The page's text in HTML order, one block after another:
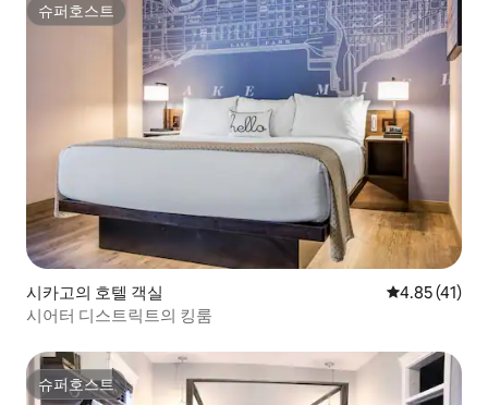
슈퍼호스트
슈퍼호스트
시카고의 호텔 객실 평점 4.85점
4.85 (41)
시어터 디스트릭트의 킹룸
슈퍼호스트
슈퍼호스트